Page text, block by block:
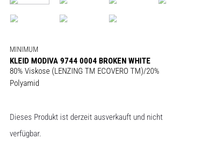
MINIMUM
KLEID MODIVA 9744 0004 BROKEN WHITE
80% Viskose (LENZING TM ECOVERO TM)/20%
Polyamid
Dieses Produkt ist derzeit ausverkauft und nicht
verfügbar.